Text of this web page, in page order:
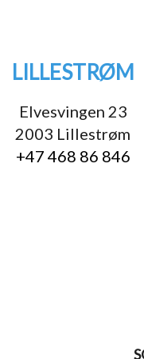
LILLESTRØM
Elvesvingen 23
2003 Lillestrøm
+47 468 86 846